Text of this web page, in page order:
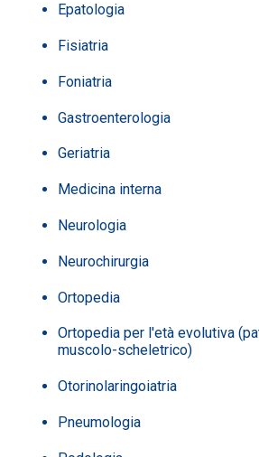
Epatologia
Fisiatria
Foniatria
Gastroenterologia
Geriatria
Medicina interna
Neurologia
Neurochirurgia
Ortopedia
Ortopedia per l'età evolutiva
muscolo-scheletrico)
Otorinolaringoiatria
Pneumologia